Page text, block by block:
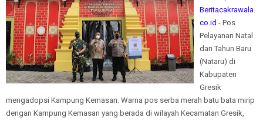
Beritacakrawala.
co.id - Pos
Pelayanan Natal
dan Tahun Baru
(Nataru) di
Kabupaten
Gresik
mengadopsi Kampung Kemasan. Warna pos serba merah batu bata mirip
dengan Kampung Kemasan yang berada di wilayah Kecamatan Gresik,